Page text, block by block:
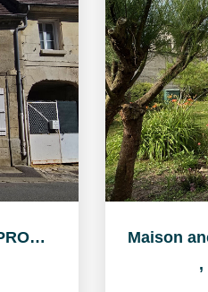
MAISON ANCIENNE A VENDRE PROCHE CREPY-EN-VALOIS - IDEAL...
,